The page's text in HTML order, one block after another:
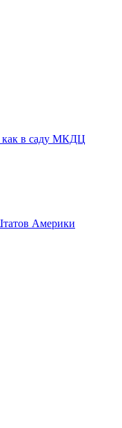
как в саду МКДЦ
Америки